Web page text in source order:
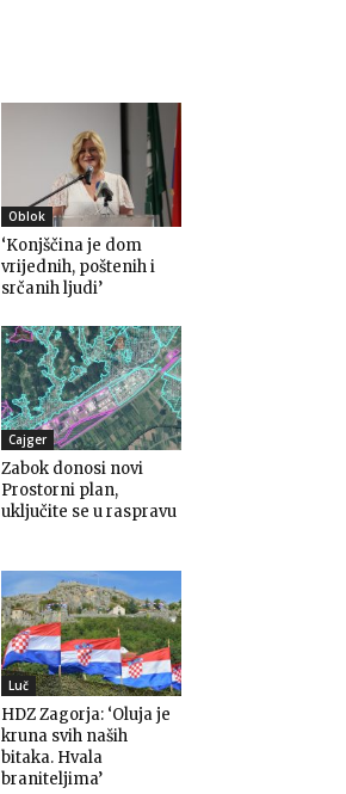
Oblok
‘Konjščina je dom
vrijednih, poštenih i
srčanih ljudi’
Cajger
Zabok donosi novi
Prostorni plan,
uključite se u raspravu
Luč
HDZ Zagorja: ‘Oluja je
kruna svih naših
bitaka. Hvala
braniteljima’